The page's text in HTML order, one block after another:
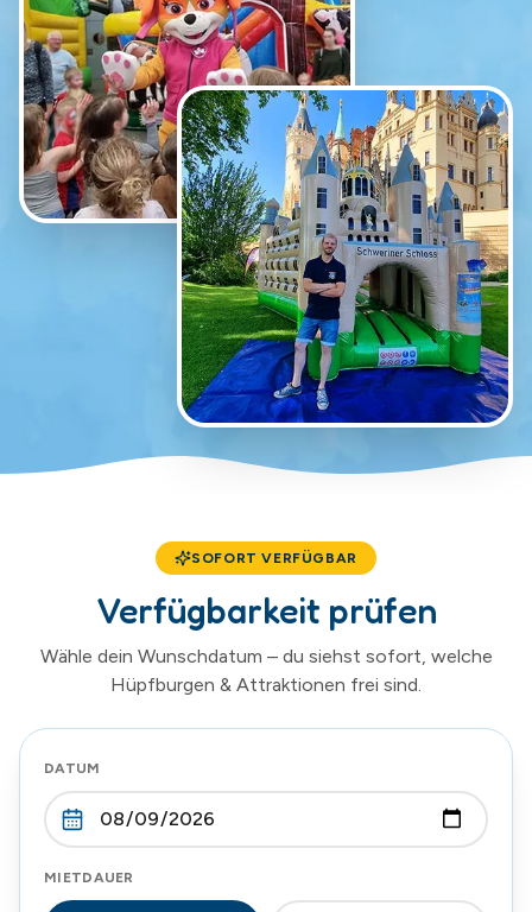
SOFORT VERFÜGBAR
Verfügbarkeit prüfen
Wähle dein Wunschdatum – du siehst sofort, welche
Hüpfburgen & Attraktionen frei sind.
DATUM
MIETDAUER